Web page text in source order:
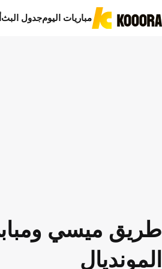
مباريات اليومجدول البث
طريق ميسي
المونديال